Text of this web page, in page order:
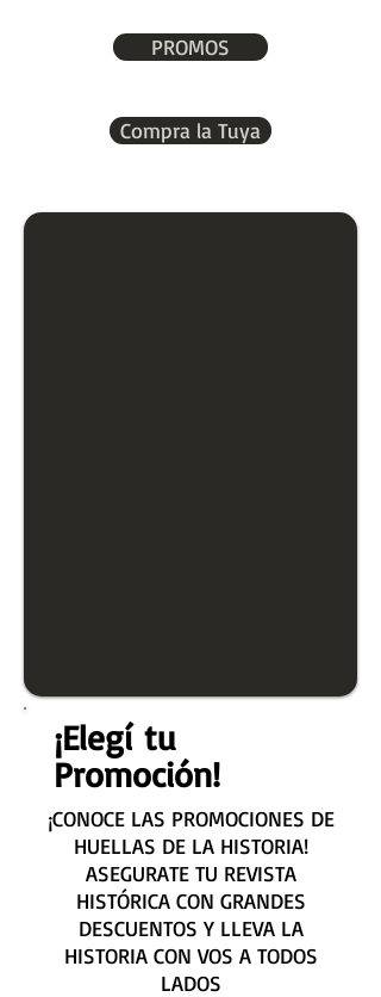
PROMOS
Compra la Tuya
¡Elegí tu
Promoción!
¡CONOCE LAS PROMOCIONES DE
HUELLAS DE LA HISTORIA!
ASEGURATE TU REVISTA
HISTÓRICA CON GRANDES
DESCUENTOS Y LLEVA LA
HISTORIA CON VOS A TODOS
LADOS